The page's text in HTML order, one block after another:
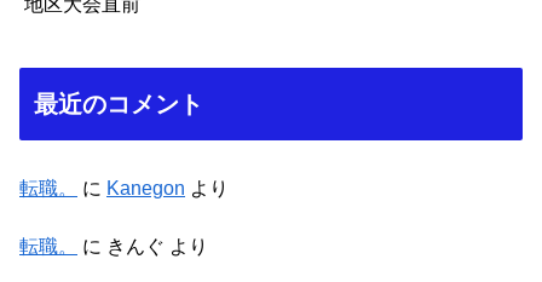
最近のコメント
転職。 に Kanegon より
転職。 に きんぐ より